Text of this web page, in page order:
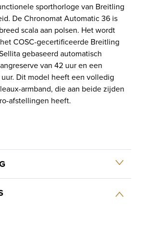
sporthorloge van Breitling
De Chronomat Automatic 36 is
scala aan polsen. Het wordt
COSC-gecertificeerde Breitling
gebaseerd automatisch
van 42 uur en een
Dit model heeft een volledig
armband, die aan beide zijden
afstellingen heeft.